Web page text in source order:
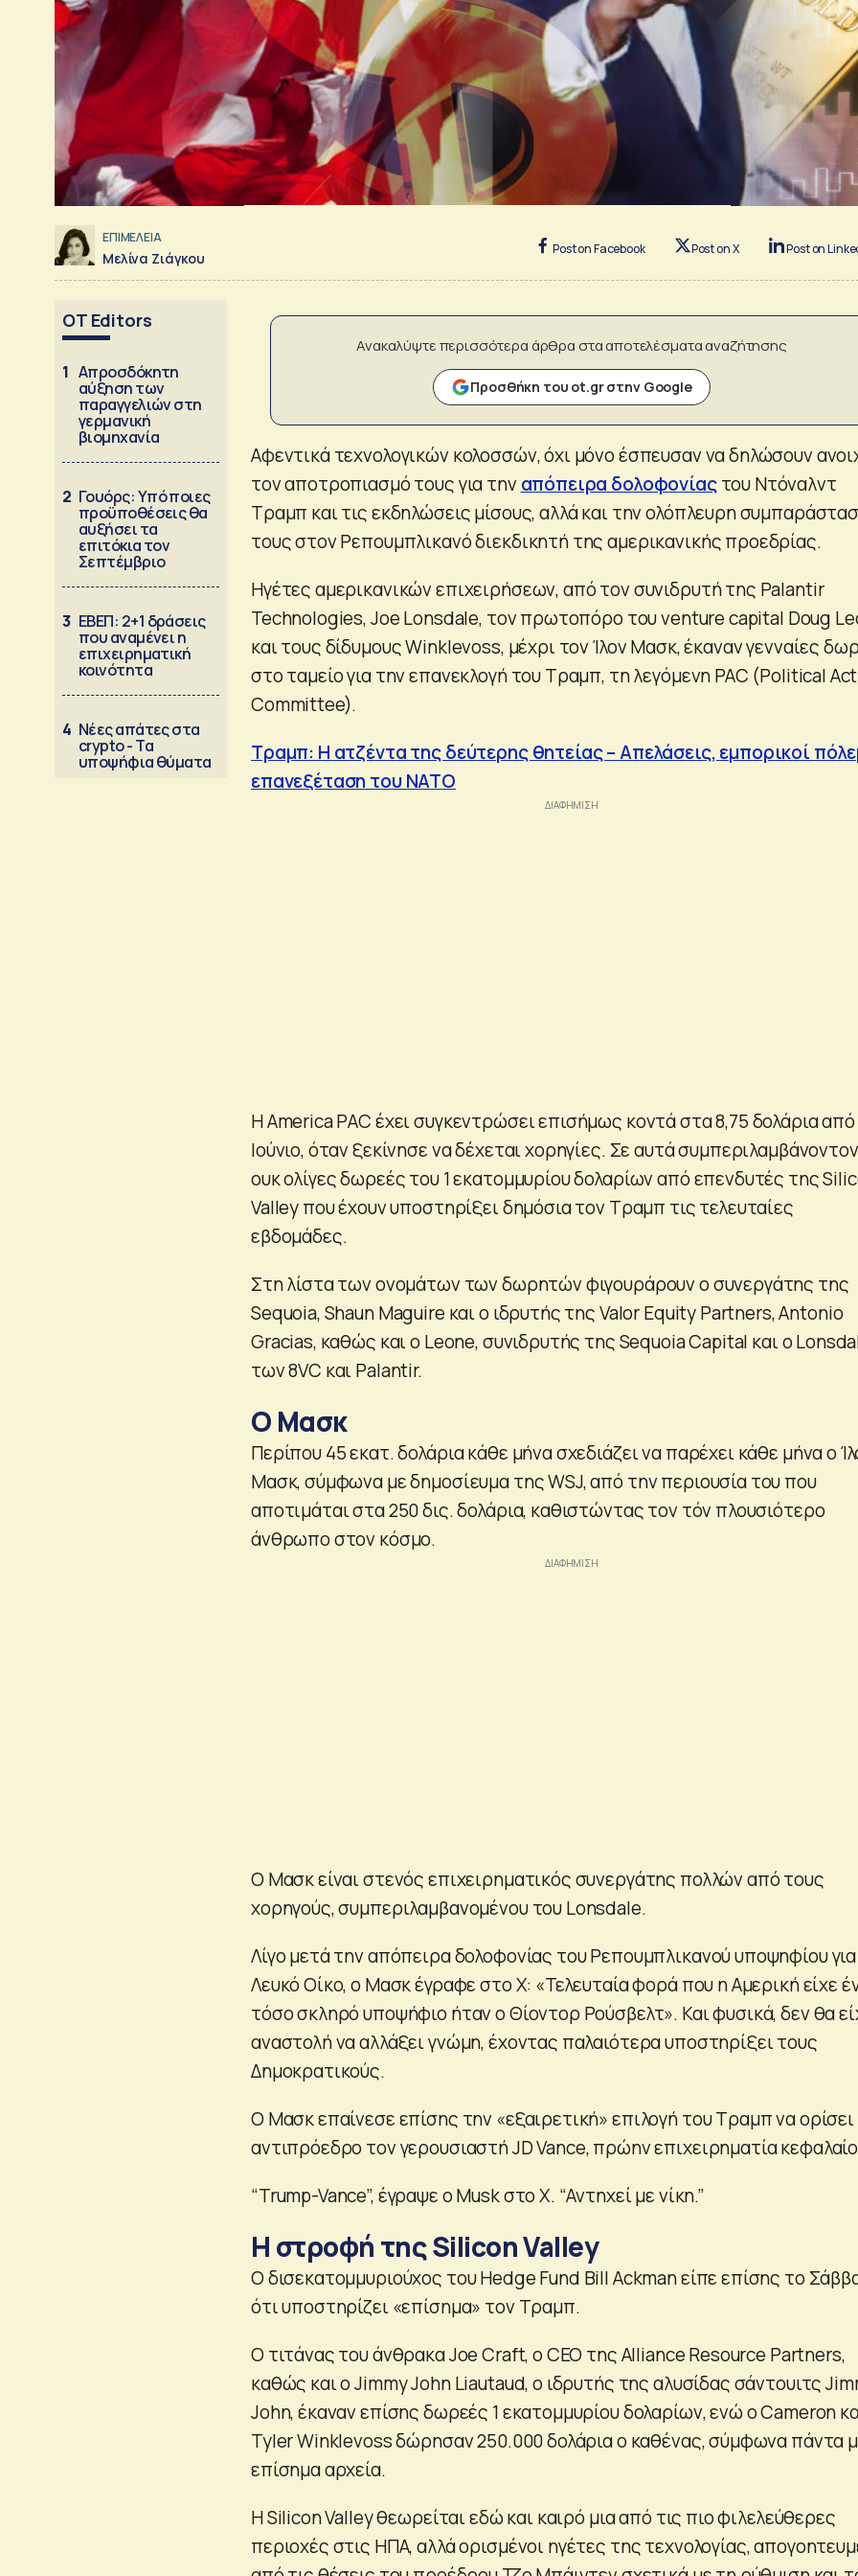
ΕΠΙΜΕΛΕΙΑ
Μελίνα Ζιάγκου
Post on Facebook Post on X Post on
OT Editors
1 Απροσδόκητη
αύξηση των
παραγγελιών στη
γερμανική
βιομηχανία
2 Γουόρς: Υπό ποιες
προϋποθέσεις θα
αυξήσει τα
επιτόκια τον
Σεπτέμβριο
3 ΕΒΕΠ: 2+1 δράσεις
που αναμένει η
επιχειρηματική
κοινότητα
4 Νέες απάτες στα
crypto - Τα
υποψήφια θύματα
Ανακαλύψτε περισσότερα άρθρα στα αποτελέσματα αναζήτησης
Προσθήκη του ot.gr στην Google
Αφεντικά τεχνολογικών κολοσσών, όχι μόνο έσπευσαν να δηλώσουν
τον αποτροπιασμό τους για την απόπειρα δολοφονίαςτου Ντόναλντ
Τραμπ και τις εκδηλώσεις μίσους, αλλά και την ολόπλευρη
τους στον Ρεπουμπλικανό διεκδικητή της αμερικανικής προεδρίας.
Ηγέτες αμερικανικών επιχειρήσεων, από τον συνιδρυτή της Palantir
Technologies, Joe Lonsdale, τον πρωτοπόρο του venture capital Doug
και τους δίδυμους Winklevoss, μέχρι τον Ίλον Μασκ, έκαναν γενναίες
στο ταμείο για την επανεκλογή του Τραμπ, τη λεγόμενη PAC (Political
Committee).
Τραμπ: Η ατζέντα της δεύτερης θητείας – Απελάσεις, εμπορικοί
επανεξέταση του ΝΑΤΟ
Η America PΑC έχει συγκεντρώσει επισήμως κοντά στα 8,75 δολάρια
Ιούνιο, όταν ξεκίνησε να δέχεται χορηγίες. Σε αυτά
ουκ ολίγες δωρεές του 1 εκατομμυρίου δολαρίων από επενδυτές της
Valley που έχουν υποστηρίξει δημόσια τον Τραμπ τις τελευταίες
εβδομάδες.
Στη λίστα των ονομάτων των δωρητών φιγουράρουν ο συνεργάτης της
Sequoia, Shaun Maguire και ο ιδρυτής της Valor Equity Partners, Antonio
Gracias, καθώς και ο Leone, συνιδρυτής της Sequoia Capital και ο
των 8VC και Palantir.
Ο Μασκ
Περίπου 45 εκατ. δολάρια κάθε μήνα σχεδιάζει να παρέχει κάθε μήνα ο
Μασκ, σύμφωνα με δημοσίευμα της WSJ, από την περιουσία του που
αποτιμάται στα 250 δις. δολάρια, καθιστώντας τον τόν πλουσιότερο
άνθρωπο στον κόσμο.
Ο Μασκ είναι στενός επιχειρηματικός συνεργάτης πολλών από τους
χορηγούς, συμπεριλαμβανομένου του Lonsdale.
Λίγο μετά την απόπειρα δολοφονίας του Ρεπουμπλικανού υποψηφίου
Λευκό Οίκο, ο Μασκ έγραφε στο X: «Τελευταία φορά που η Αμερική είχε
τόσο σκληρό υποψήφιο ήταν ο Θίοντορ Ρούσβελτ». Και φυσικά, δεν θα
αναστολή να αλλάξει γνώμη, έχοντας παλαιότερα υποστηρίξει τους
Δημοκρατικούς.
Ο Μασκ επαίνεσε επίσης την «εξαιρετική» επιλογή του Τραμπ να ορίσει
αντιπρόεδρο τον γερουσιαστή JD Vance, πρώην επιχειρηματία
“Trump-Vance”, έγραψε ο Musk στο X. “Αντηχεί με νίκη.”
Η στροφή της Silicon Valley
Ο δισεκατομμυριούχος του Hedge Fund Bill Ackman είπε επίσης το
ότι υποστηρίζει «επίσημα» τον Τραμπ.
Ο τιτάνας του άνθρακα Joe Craft, ο CEO της Alliance Resource Partners,
καθώς και ο Jimmy John Liautaud, ο ιδρυτής της αλυσίδας σάντουιτς
John, έκαναν επίσης δωρεές 1 εκατομμυρίου δολαρίων, ενώ ο Cameron
Tyler Winklevoss δώρησαν 250.000 δολάρια ο καθένας, σύμφωνα πάντα
επίσημα αρχεία.
Η Silicon Valley θεωρείται εδώ και καιρό μια από τις πιο φιλελεύθερες
περιοχές στις ΗΠΑ, αλλά ορισμένοι ηγέτες της τεχνολογίας,